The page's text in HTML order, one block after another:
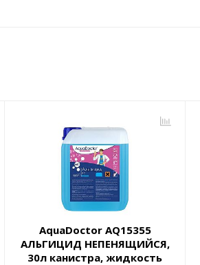
AquaDoctor AQ15355
АЛЬГИЦИД НЕПЕНЯЩИЙСЯ,
30л канистра, жидкость